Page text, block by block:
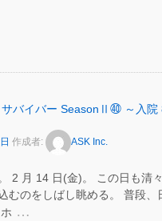
サバイバー SeasonⅡ㊵ ～入
作成者: ASK Inc.
2 月 14 日(金)。 この日も清
むのをしばし眺める。 普段
…